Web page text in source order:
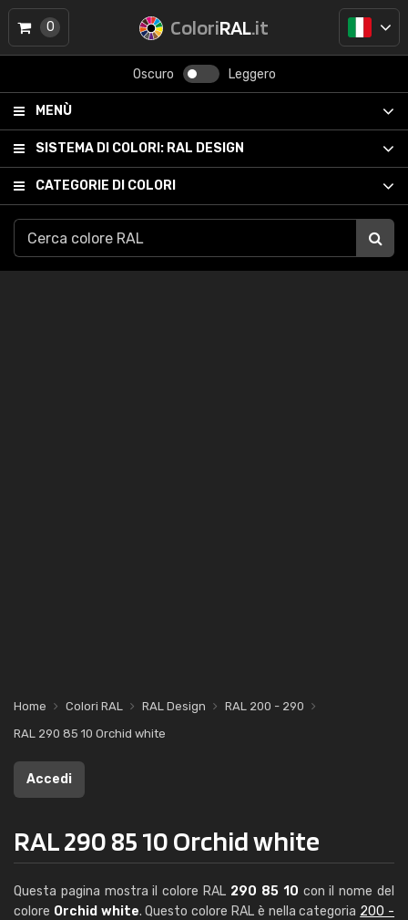
ColoriRAL.it
Oscuro Leggero
MENÙ
SISTEMA DI COLORI: RAL DESIGN
CATEGORIE DI COLORI
0
Home Colori RAL RAL Design
RAL 200 - 290
RAL 290 85 10 Orchid white
Accedi
RAL 290 85 10 Orchid white
Questa pagina mostra il colore RAL 290 85 10 con il nome del
colore Orchid white. Questo colore RAL è nella categoria 200 -